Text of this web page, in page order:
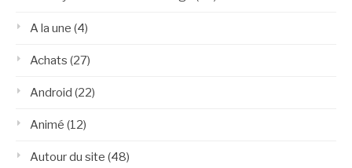
A la une (4)
Achats (27)
Android (22)
Animé (12)
Autour du site (48)